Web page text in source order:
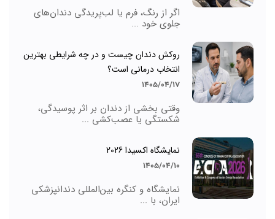
اگر از رنگ، فرم یا لب‌پریدگی دندان‌های
جلوی خود ...
روکش دندان چیست و در چه شرایطی بهترین
انتخاب درمانی است؟
1405/04/17
وقتی بخشی از دندان بر اثر پوسیدگی،
شکستگی یا عصب‌کشی ...
نمایشگاه اکسیدا 2026
1405/04/10
نمایشگاه و کنگره بین‌المللی دندانپزشکی
ایران، با ...